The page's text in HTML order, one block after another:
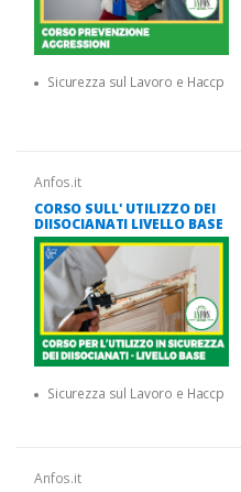
Sicurezza sul Lavoro e Haccp
Anfos.it
CORSO SULL' UTILIZZO DEI
DIISOCIANATI LIVELLO BASE
Sicurezza sul Lavoro e Haccp
Anfos.it